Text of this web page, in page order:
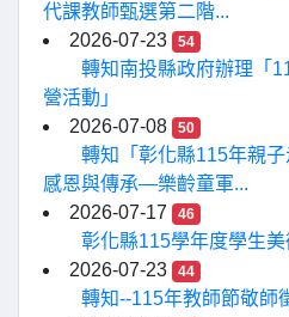
代課教師甄選第二階...
2026-07-23
54
轉知南投縣政府辦理「
營活動」
2026-07-08
50
轉知「彰化縣115年親
感恩與傳承—樂齡童軍...
2026-07-17
46
彰化縣115學年度學生
2026-07-23
44
轉知--115年教師節敬師